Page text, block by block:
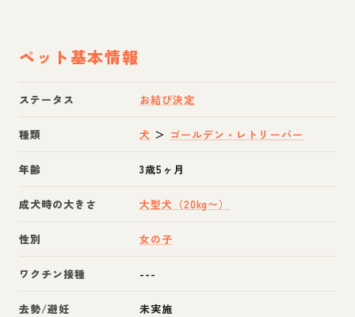
ペット基本情報
ステータス お結び決定
種類 犬 ＞ ゴールデン・レトリーバー
年齢 3歳5ヶ月
成犬時の大きさ 大型犬（20kg〜）
性別 女の子
ワクチン接種 ---
去勢/避妊 未実施